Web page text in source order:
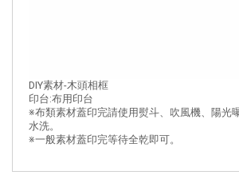
DIY素材-木頭相框
印台:布用印台
※布類素材蓋印完請使用熨斗、吹風機、陽光
水洗。
※一般素材蓋印完等待全乾即可。